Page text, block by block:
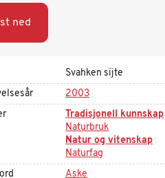
ned
Svahken sïjte
2003
Tradisjonell kunnskap
Naturbruk
Natur og vitenskap
Naturfag
Aske